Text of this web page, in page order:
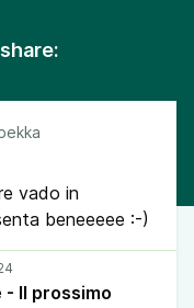
vado in
beneeeee :-)
- Il prossimo